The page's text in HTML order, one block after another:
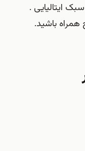
ایتالیایی .
باشید.